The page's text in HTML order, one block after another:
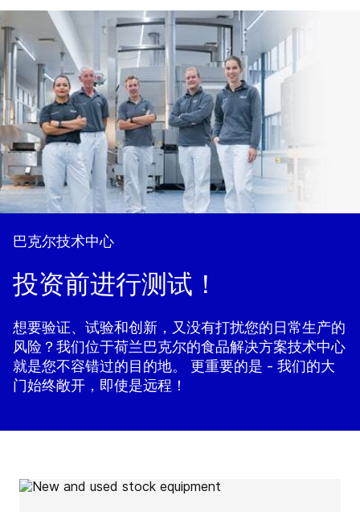
巴克尔技术中心
投资前进行测试！
想要验证、试验和创新，又没有打扰您的日常生产的
风险？我们位于荷兰巴克尔的食品解决方案技术中心
就是您不容错过的目的地。 更重要的是 - 我们的大
门始终敞开，即使是远程！